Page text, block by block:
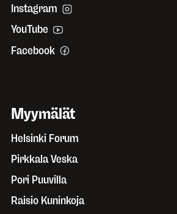
Instagram
YouTube
Facebook
Myymälät
Helsinki Forum
Pirkkala Veska
Pori Puuvilla
Raisio Kuninkoja